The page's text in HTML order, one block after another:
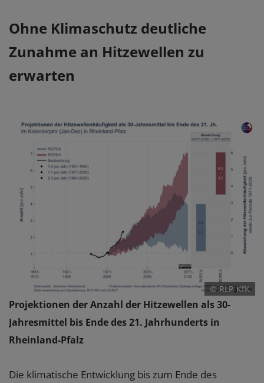
Ohne Klimaschutz deutliche
Zunahme an Hitzewellen zu
erwarten
© RLP-KfK
Projektionen der Anzahl der Hitzewellen als 30-
Jahresmittel bis Ende des 21. Jahrhunderts in
Rheinland-Pfalz
Die klimatische Entwicklung bis zum Ende des